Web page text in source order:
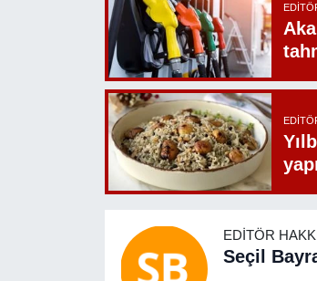
EDITÖR
Seçil